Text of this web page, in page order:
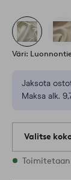
Väri:
Jaksota
Maksa alk.
Valitse
Varastossa